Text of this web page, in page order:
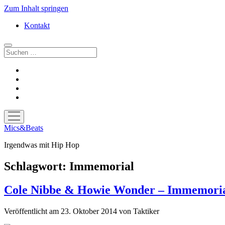
Zum Inhalt springen
Kontakt
Suchen
Menü
öffnen
Mics&Beats
Irgendwas mit Hip Hop
Schlagwort: Immemorial
Cole Nibbe & Howie Wonder –
Veröffentlicht am 23. Oktober 2014 von Taktiker